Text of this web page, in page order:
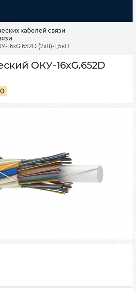
кабелей связи
16хG.652D (2х8)-1,5кН
ОКУ-16хG.652D